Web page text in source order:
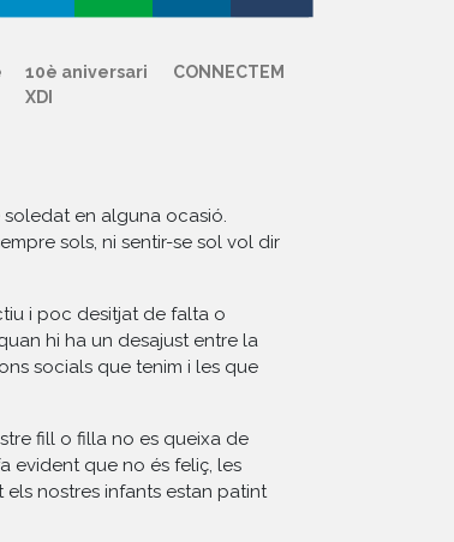
10è aniversari
XDI
CONNECTEM
en alguna ocasió.
sols, ni sentir-se sol vol dir
i poc desitjat de falta o
hi ha un desajust entre la
socials que tenim i les que
fill o filla no es queixa de
evident que no és feliç, les
nostres infants estan patint